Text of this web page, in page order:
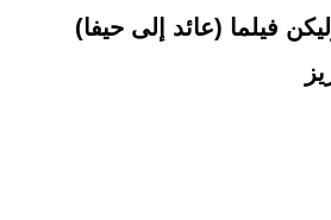
فيلما (عائد إلى حيفا)